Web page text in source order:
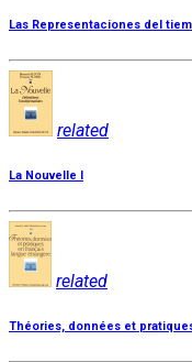
Las Representaciones del
related
La Nouvelle I
related
Théories, données et